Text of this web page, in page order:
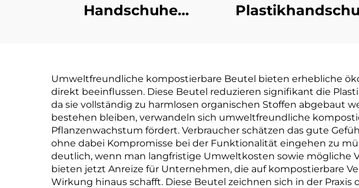
Handschuhe
Maisstärke-Material
Material
Umweltfreundliche kompostierbare Beutel bieten erhebliche
direkt beeinflussen. Diese Beutel reduzieren signifikant die
da sie vollständig zu harmlosen organischen Stoffen abgebaut
bestehen bleiben, verwandeln sich umweltfreundliche
Pflanzenwachstum fördert. Verbraucher schätzen das gute
ohne dabei Kompromisse bei der Funktionalität eingehen zu
deutlich, wenn man langfristige Umweltkosten sowie mögliche
bieten jetzt Anreize für Unternehmen, die auf kompostierbare
Wirkung hinaus schafft. Diese Beutel zeichnen sich in der